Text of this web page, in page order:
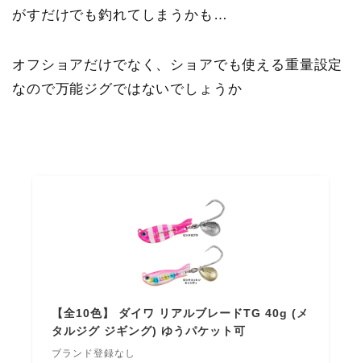
がすだけでも釣れてしまうかも…
オフショアだけでなく、ショアでも使える重量設定
なので万能ジグではないでしょうか
【全10色】 ダイワ リアルブレードTG 40g (メ
タルジグ ジギング) ゆうパケット可
ブランド登録なし